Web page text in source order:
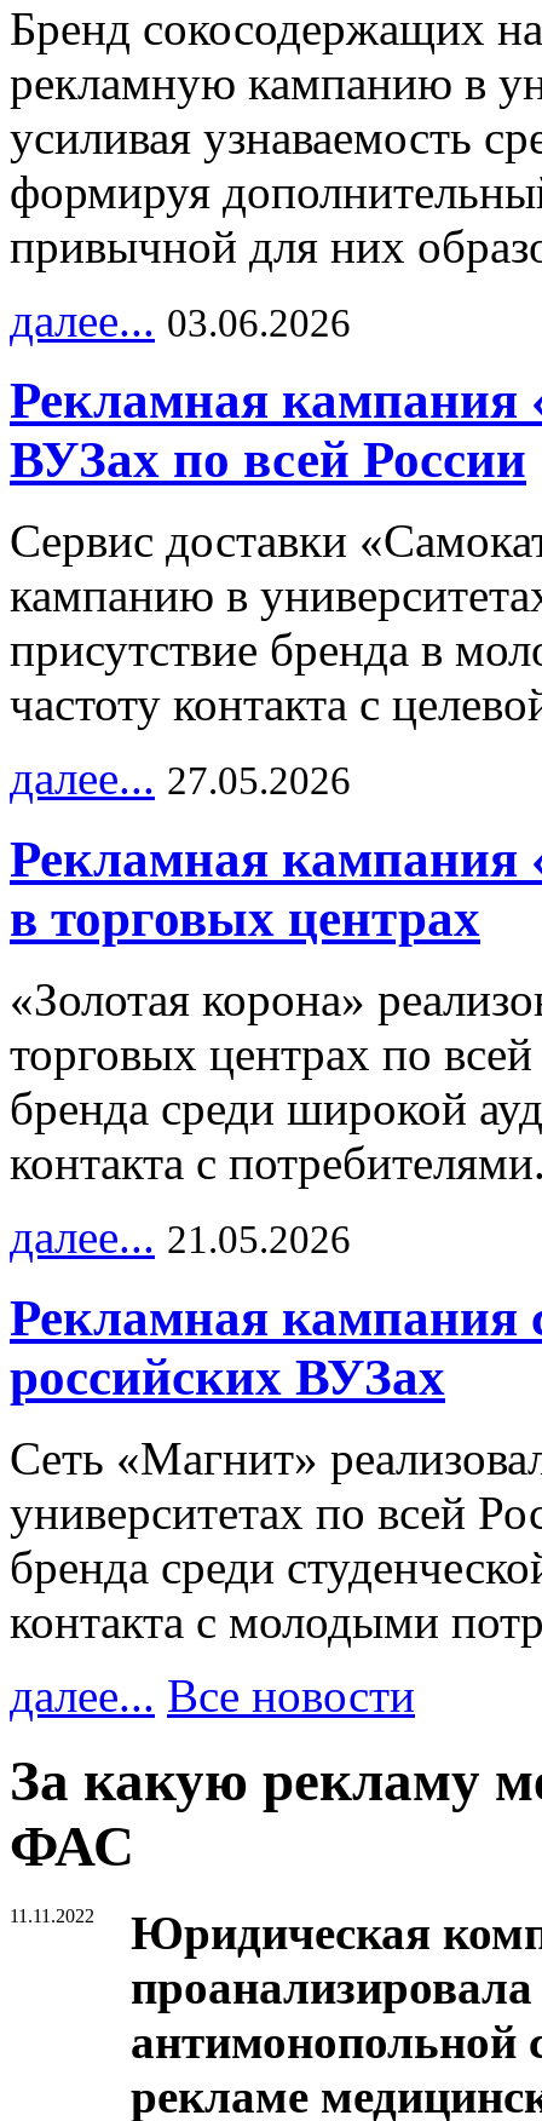
Бренд сокосодержащих
рекламную кампанию в
усиливая узнаваемость
формируя
привычной для них
далее... 03.06.2026
Рекламная кампания
ВУЗах по всей России
Сервис доставки
кампанию в
присутствие бренда в
частоту контакта с
далее... 27.05.2026
Рекламная кампания
в торговых центрах
«Золотая корона»
торговых центрах по
бренда среди широкой
контакта с
далее... 21.05.2026
Рекламная кампания
российских ВУЗах
Сеть «Магнит»
университетах по всей
бренда среди
контакта с молодыми
далее... Все новости
За какую рекламу
ФАС
11.11.2022
Юридическая
антимонопольной
рекламе